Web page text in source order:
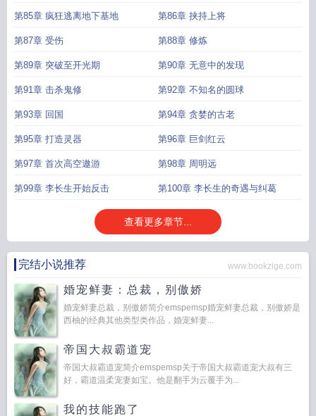
第85章 疯狂逃离地下基地 第86章 挟持上将
第87章 受伤 第88章 修炼
第89章 突破至开光期 第90章 无意中的发现
第91章 击杀鬼修 第92章 不知名的圆球
第93章 回国 第94章 贪婪的古老
第95章 打造灵器 第96章 巨剑红云
第97章 首次高空遨游 第98章 周明远
第99章 李长生开始反击 第100章 李长生的奇遇与纠葛
查看更多章节...
完结小说推荐 www.bookzige.com
婚宠鲜妻：总裁，别傲娇
婚宠鲜妻总裁，别傲娇简介emspemsp婚宠鲜妻总裁，别傲娇是
西柚的经典其他类型类作品，婚宠鲜妻...
帝国大叔霸道宠
帝国大叔霸道宠简介emspemsp关于帝国大叔霸道宠大叔有三
好，霸道温柔宠妻如宝。他是翻手为云覆手为...
我的技能跑了